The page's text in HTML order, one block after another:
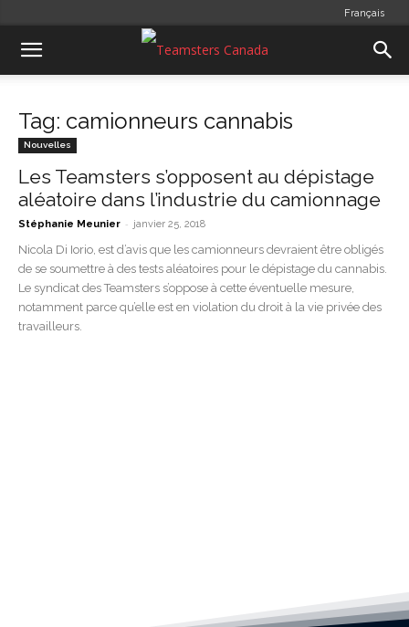
Français
Tag: camionneurs cannabis
Nouvelles
Les Teamsters s’opposent au dépistage
aléatoire dans l’industrie du camionnage
Stéphanie Meunier - janvier 25, 2018
Nicola Di Iorio, est d’avis que les camionneurs devraient être obligés
de se soumettre à des tests aléatoires pour le dépistage du cannabis.
Le syndicat des Teamsters s’oppose à cette éventuelle mesure,
notamment parce qu’elle est en violation du droit à la vie privée des
travailleurs.